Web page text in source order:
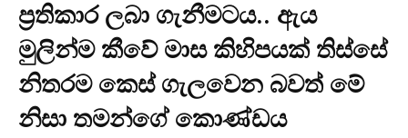
ප්‍රතිකාර ලබා ගැනීමටය.. ඇය
මුලින්ම කීවේ මාස කිහිපයක් තිස්සේ
නිතරම කෙස් ගැලවෙන බවත් මේ
නිසා තමන්ගේ කොණ්ඩය